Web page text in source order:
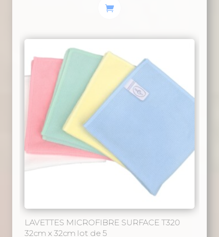
LAVETTES MICROFIBRE SURFACE T320
32cm x 32cm lot de 5